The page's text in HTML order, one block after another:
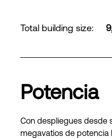
Total building size:
Potencia
Con despliegues desde
megavatios de potencia